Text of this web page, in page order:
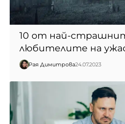
10 от най-
любителите на
Рая Димитрова24.07.2023